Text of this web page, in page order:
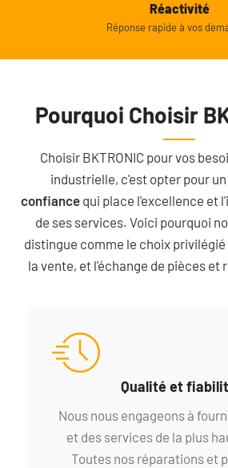
Réactivité
Réponse rapide à vos
Pourquoi Choisir
Choisir BKTRONIC pour vos
industrielle, c'est opter pour un
confiance qui place l'excellence et
de ses services. Voici pourquoi
distingue comme le choix
la vente, et l'échange de pièces et
Qualité et
Nous nous engageons à
et des services de la plus
Toutes nos réparations et